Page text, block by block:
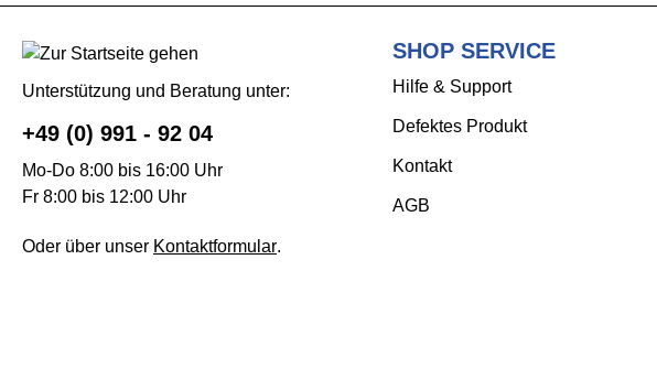
Unterstützung und Beratung unter:
+49 (0) 991 - 92 04
Mo-Do 8:00 bis 16:00 Uhr
Fr 8:00 bis 12:00 Uhr
Oder über unser Kontaktformular.
SHOP SERVICE
Hilfe & Support
Defektes Produkt
Kontakt
AGB